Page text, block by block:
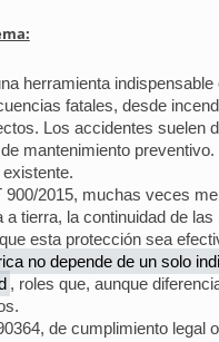
herramienta
fatales, desde
Los accidentes suelen
mantenimiento preventivo.
900/2015, muchas veces
tierra, la continuidad de
esta protección sea
no depende de un solo
, roles que, aunque
de cumplimiento